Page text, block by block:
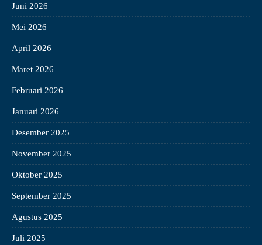
Juni 2026
Mei 2026
April 2026
Maret 2026
Februari 2026
Januari 2026
Desember 2025
November 2025
Oktober 2025
September 2025
Agustus 2025
Juli 2025